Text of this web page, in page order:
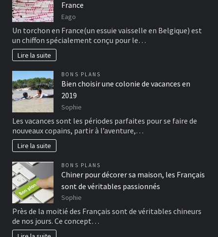
France
Eago
Un torchon en France(un essuie vaisselle en Belgique) est
un chiffon spécialement conçu pour le…
Lire la suite
BONS PLANS
Bien choisir une colonie de vacances en
2019
Sophie
Les vacances sont les périodes parfaites pour se faire de
nouveaux copains, partir à l’aventure,…
Lire la suite
BONS PLANS
Chiner pour décorer sa maison, les Français
sont de véritables passionnés
Sophie
Près de la moitié des Français sont de véritables chineurs
de nos jours. Ce concept…